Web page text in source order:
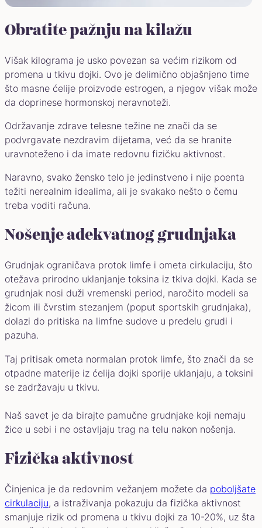
Obratite pažnju na kilažu
Višak kilograma je usko povezan sa većim rizikom od
promena u tkivu dojki. Ovo je delimično objašnjeno time
što masne ćelije proizvode estrogen, a njegov višak može
da doprinese hormonskoj neravnoteži.
Održavanje zdrave telesne težine ne znači da se
podvrgavate nezdravim dijetama, već da se hranite
uravnoteženo i da imate redovnu fizičku aktivnost.
Naravno, svako žensko telo je jedinstveno i nije poenta
težiti nerealnim idealima, ali je svakako nešto o čemu
treba voditi računa.
Nošenje adekvatnog grudnjaka
Grudnjak ograničava protok limfe i ometa cirkulaciju, što
otežava prirodno uklanjanje toksina iz tkiva dojki. Kada se
grudnjak nosi duži vremenski period, naročito modeli sa
žicom ili čvrstim stezanjem (poput sportskih grudnjaka),
dolazi do pritiska na limfne sudove u predelu grudi i
pazuha.
Taj pritisak ometa normalan protok limfe, što znači da se
otpadne materije iz ćelija dojki sporije uklanjaju, a toksini
se zadržavaju u tkivu.
Naš savet je da birajte pamučne grudnjake koji nemaju
žice u sebi i ne ostavljaju trag na telu nakon nošenja.
Fizička aktivnost
Činjenica je da redovnim vežanjem možete da poboljšate
cirkulaciju, a istraživanja pokazuju da fizička aktivnost
smanjuje rizik od promena u tkivu dojki za 10-20%, uz šta